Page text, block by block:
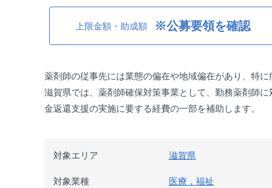
上限金額・助成額 ※公募要領を確認
薬剤師の従事先には業態の偏在や地域偏在があり、特
滋賀県では、薬剤師確保対策事業として、勤務薬剤師
金返還支援の実施に要する経費の一部を補助します。
対象エリア 滋賀県
対象業種 医療，福祉